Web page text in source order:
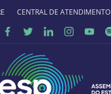
principal
O PORTAL
CENTRAL DE ATENDIMENTO